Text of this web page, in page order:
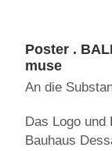
Poster .
muse
An die
Das Logo und
Bauhaus